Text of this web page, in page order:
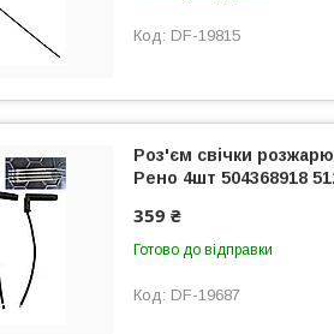
DF-19815
Роз'єм свічки
Рено 4шт 504368918
359 ₴
Готово до відправки
DF-19687